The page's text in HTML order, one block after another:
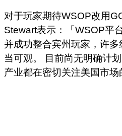
对于玩家期待WSOP改用
Stewart表示：「WSOP平
并成功整合宾州玩家，许
当可观。 目前尚无明确计
产业都在密切关注美国市场